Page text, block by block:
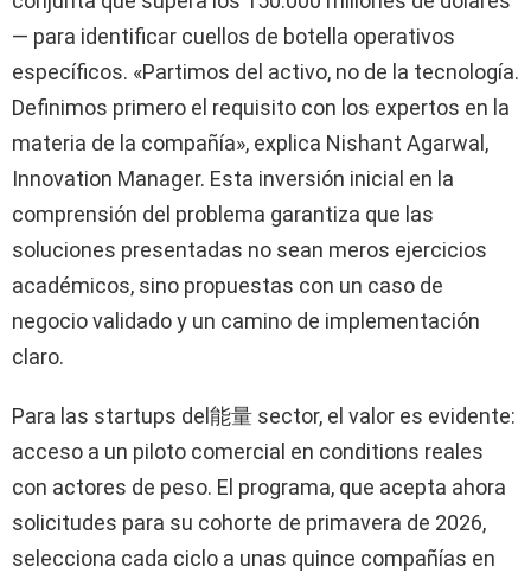
— para identificar cuellos de botella operativos
específicos. «Partimos del activo, no de la tecnología.
Definimos primero el requisito con los expertos en la
materia de la compañía», explica Nishant Agarwal,
Innovation Manager. Esta inversión inicial en la
comprensión del problema garantiza que las
soluciones presentadas no sean meros ejercicios
académicos, sino propuestas con un caso de
negocio validado y un camino de implementación
claro.
Para las startups del能量 sector, el valor es evidente:
acceso a un piloto comercial en conditions reales
con actores de peso. El programa, que acepta ahora
solicitudes para su cohorte de primavera de 2026,
selecciona cada ciclo a unas quince compañías en